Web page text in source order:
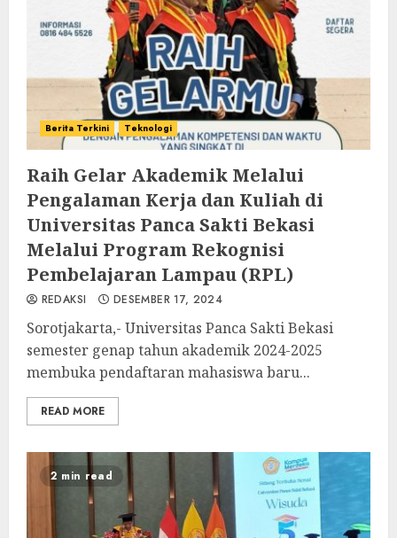
Berita Terkini Teknologi
Raih Gelar Akademik Melalui
Pengalaman Kerja dan Kuliah di
Universitas Panca Sakti Bekasi
Melalui Program Rekognisi
Pembelajaran Lampau (RPL)
REDAKSI DESEMBER 17, 2024
Sorotjakarta,- Universitas Panca Sakti Bekasi
semester genap tahun akademik 2024-2025
membuka pendaftaran mahasiswa baru...
READ MORE
2 min read